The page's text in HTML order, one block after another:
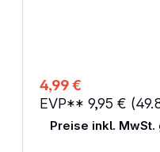
4,99 €
EVP** 9,95 €
Preise inkl.